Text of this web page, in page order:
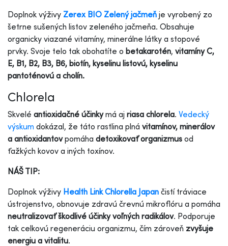
Doplnok výživy Zerex BIO Zelený jačmeň je vyrobený zo
šetrne sušených listov zeleného jačmeňa. Obsahuje
organicky viazané vitamíny, minerálne látky a stopové
prvky. Svoje telo tak obohatíte o betakarotén, vitamíny C,
E, B1, B2, B3, B6, biotín, kyselinu listovú, kyselinu
pantoténovú a cholín.
Chlorela
Skvelé antioxidačné účinkymá aj riasa chlorela. Vedecký
výskum dokázal, že táto rastlina plná vitamínov, minerálov
a antioxidantovpomáha detoxikovať organizmus od
ťažkých kovov a iných toxínov.
NÁŠ TIP:
Doplnok výživy Health Link Chlorella Japan čistí tráviace
ústrojenstvo, obnovuje zdravú črevnú mikroflóru a pomáha
neutralizovať škodlivé účinky voľných radikálov. Podporuje
tak celkovú regeneráciu organizmu, čím zároveň zvyšuje
energiu a vitalitu.